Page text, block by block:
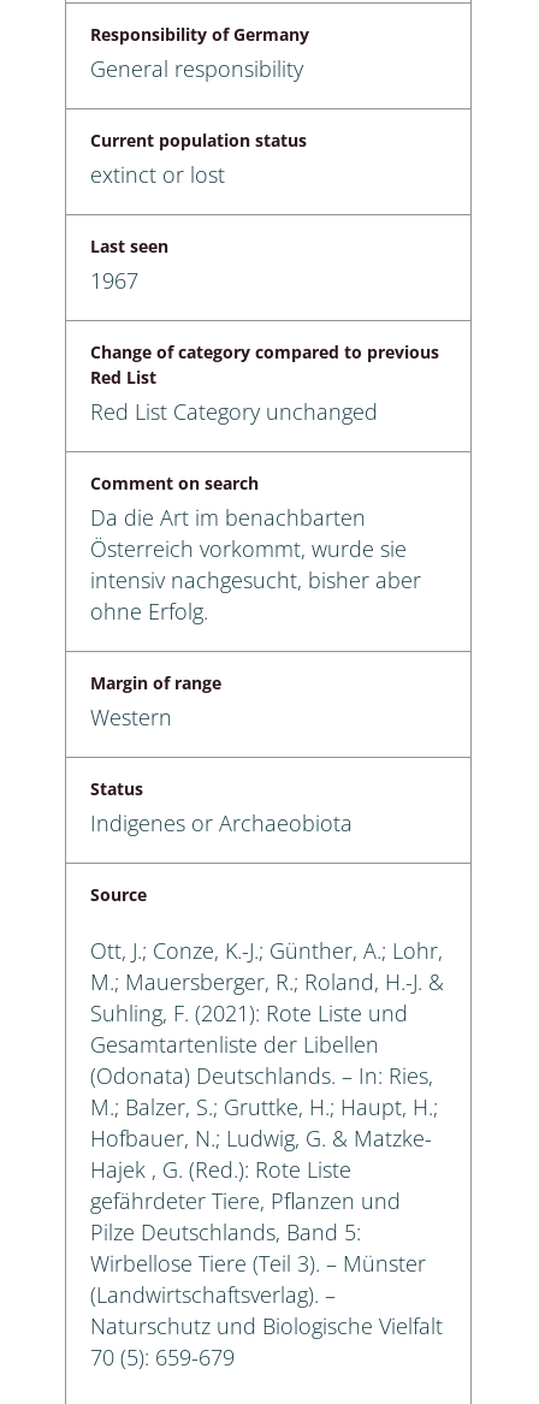
Responsibility of Germany
General responsibility
Current population status
extinct or lost
Last seen
1967
Change of category compared to previous
Red List
Red List Category unchanged
Comment on search
Da die Art im benachbarten
Österreich vorkommt, wurde sie
intensiv nachgesucht, bisher aber
ohne Erfolg.
Margin of range
Western
Status
Indigenes or Archaeobiota
Source
Ott, J.; Conze, K.-J.; Günther, A.; Lohr,
M.; Mauersberger, R.; Roland, H.-J. &
Suhling, F. (2021): Rote Liste und
Gesamtartenliste der Libellen
(Odonata) Deutschlands. – In: Ries,
M.; Balzer, S.; Gruttke, H.; Haupt, H.;
Hofbauer, N.; Ludwig, G. & Matzke-
Hajek , G. (Red.): Rote Liste
gefährdeter Tiere, Pflanzen und
Pilze Deutschlands, Band 5:
Wirbellose Tiere (Teil 3). – Münster
(Landwirtschaftsverlag). –
Naturschutz und Biologische Vielfalt
70 (5): 659-679